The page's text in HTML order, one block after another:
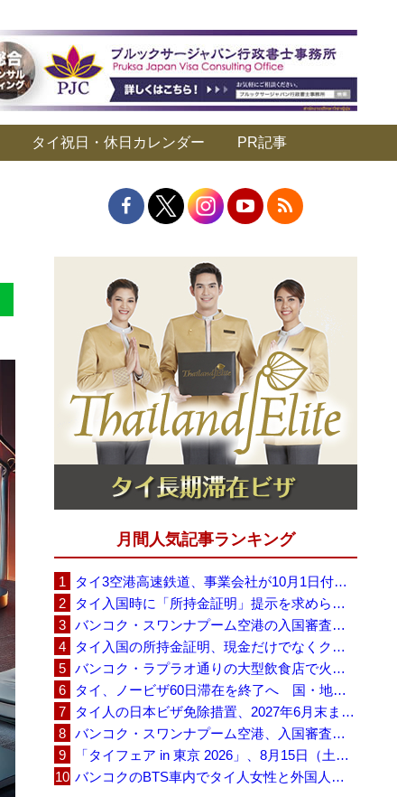
タイ祝日・休日カレンダー PR記事
月間人気記事ランキング
タイ3空港高速鉄道、事業会社が10月1日付の契約終了を通知 「現時点での撤退決定ではない」
タイ入国時に「所持金証明」提示を求められる場合も、タイ政府観光庁が外国人旅行者に再周知
バンコク・スワンナプーム空港の入国審査に長蛇の列、SNSで「3～4時間待ち」との投稿が拡散
タイ入国の所持金証明、現金だけでなくクレジットカードや銀行明細も提示可能
バンコク・ラプラオ通りの大型飲食店で火災、27人死亡・多数負傷
タイ、ノービザ60日滞在を終了へ 国・地域別に30日・15日へ再編
タイ人の日本ビザ免除措置、2027年6月末まで延長 不安広がる中でひとまず安堵
バンコク・スワンナプーム空港、入国審査で2～3時間待ちの時間帯も 審査厳格化と人員不足が影響か
「タイフェア in 東京 2026」、8月15日（土）・16日（日）に代々木公園で開催
バンコクのBTS車内でタイ人女性と外国人学生グループが口論、騒音めぐる動画が拡散